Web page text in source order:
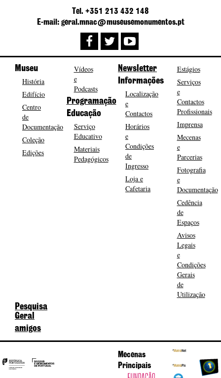
Tel. +351 213 432 148
E-mail: geral.mnac@museusemonumentos.pt
Museu
História
Edifício
Centro
de
Documentação
Coleção
Edições
Vídeos
e
Podcasts
Programação
Educação
Serviço
Educativo
Materiais
Pedagógicos
Newsletter
Informações
Localização
e
Contactos
Horários
e
Condições
de
Ingresso
Loja e
Cafetaria
Estágios
Serviços
e
Contactos
Profissionais
Imprensa
Mecenas
e
Parcerias
Fotografia
e
Documentação
Cedência
de
Espaços
Avisos
Legais
e
Condições
Gerais
de
Utilização
Pesquisa
Geral
amigos
Mecenas
Principais